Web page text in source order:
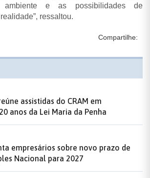
e as possibilidades de
ressaltou.
Compartilhe:
assistidas do CRAM em
anos da Lei Maria da Penha
empresários sobre novo prazo de
Nacional para 2027